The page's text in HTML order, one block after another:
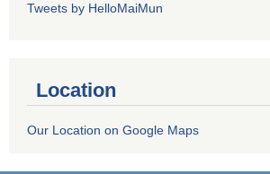
Tweets by HelloMaiMun
Location
Our Location on Google Maps